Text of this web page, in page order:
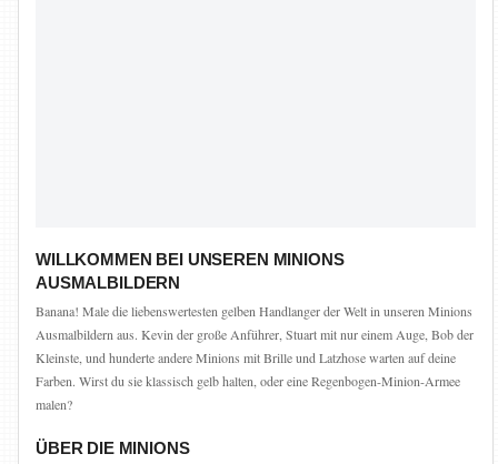
WILLKOMMEN BEI UNSEREN MINIONS
AUSMALBILDERN
Banana! Male die liebenswertesten gelben Handlanger der Welt in unseren Minions
Ausmalbildern aus. Kevin der große Anführer, Stuart mit nur einem Auge, Bob der
Kleinste, und hunderte andere Minions mit Brille und Latzhose warten auf deine
Farben. Wirst du sie klassisch gelb halten, oder eine Regenbogen-Minion-Armee
malen?
ÜBER DIE MINIONS